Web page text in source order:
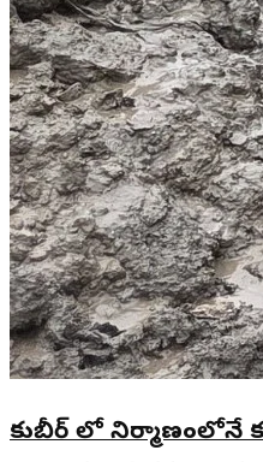
కుబీర్ లో నిర్మాణంలోనే